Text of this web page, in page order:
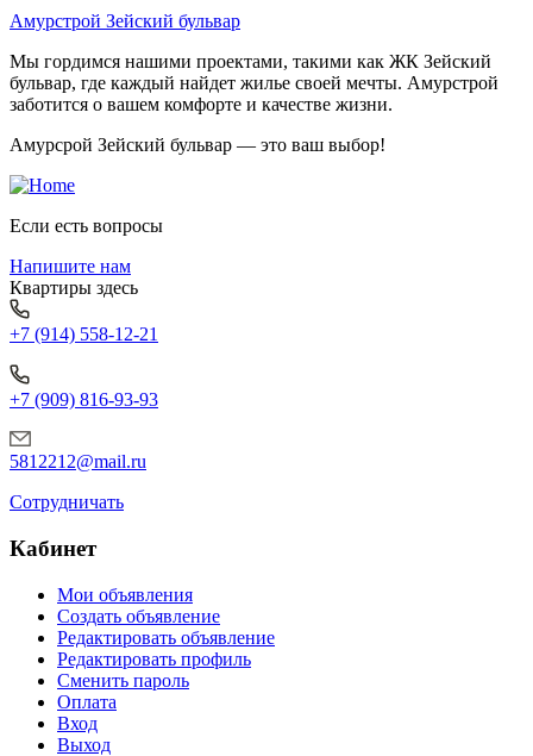
Амурстрой Зейский бульвар
Мы гордимся нашими проектами, такими как ЖК Зейский
бульвар, где каждый найдет жилье своей мечты. Амурстрой
заботится о вашем комфорте и качестве жизни.
Амурсрой Зейский бульвар — это ваш выбор!
Если есть вопросы
Напишите нам
Квартиры здесь
+7 (914) 558-12-21
+7 (909) 816-93-93
5812212@mail.ru
Сотрудничать
Кабинет
Мои объявления
Создать объявление
Редактировать объявление
Редактировать профиль
Сменить пароль
Оплата
Вход
Выход